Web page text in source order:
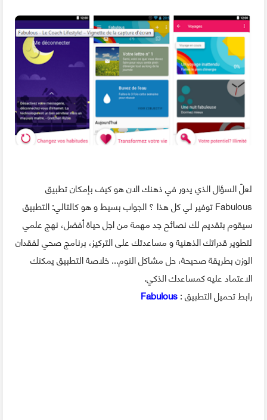
لعلّ السؤال الذي يدور في ذهنك الان هو كيف بإمكان تطبيق
Fabulous توفير لي كل هذا ؟ الجواب بسيط و هو كالتالي: التطبيق
سيقوم بتقديم لك نصائح جد مهمة من اجل حياة أفضل، نهج علمي
لتطوير قدراتك الذهنية و مساعدتك على التركيز، برنامج صحي لفقدان
الوزن بطريقة صحيحة، حل مشاكل النوم... خلاصة التطبيق يمكنك
الاعتماد عليه كمساعدك الذكي.
رابط تحميل التطبيق :Fabulous